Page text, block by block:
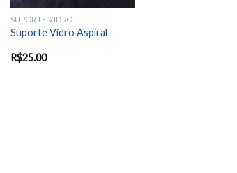
SUPORTE VIDRO
Suporte Vidro Aspiral
R$25.00